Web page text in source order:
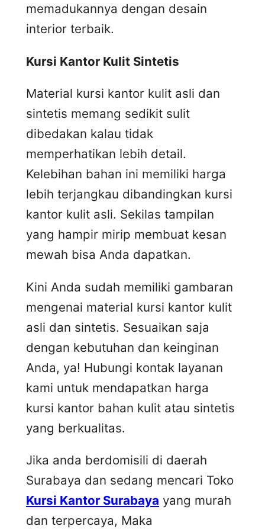
memadukannya dengan desain
interior terbaik.
Kursi Kantor Kulit Sintetis
Material kursi kantor kulit asli dan
sintetis memang sedikit sulit
dibedakan kalau tidak
memperhatikan lebih detail.
Kelebihan bahan ini memiliki harga
lebih terjangkau dibandingkan kursi
kantor kulit asli. Sekilas tampilan
yang hampir mirip membuat kesan
mewah bisa Anda dapatkan.
Kini Anda sudah memiliki gambaran
mengenai material kursi kantor kulit
asli dan sintetis. Sesuaikan saja
dengan kebutuhan dan keinginan
Anda, ya! Hubungi kontak layanan
kami untuk mendapatkan harga
kursi kantor bahan kulit atau sintetis
yang berkualitas.
Jika anda berdomisili di daerah
Surabaya dan sedang mencari Toko
Kursi Kantor Surabaya yang murah
dan terpercaya, Maka